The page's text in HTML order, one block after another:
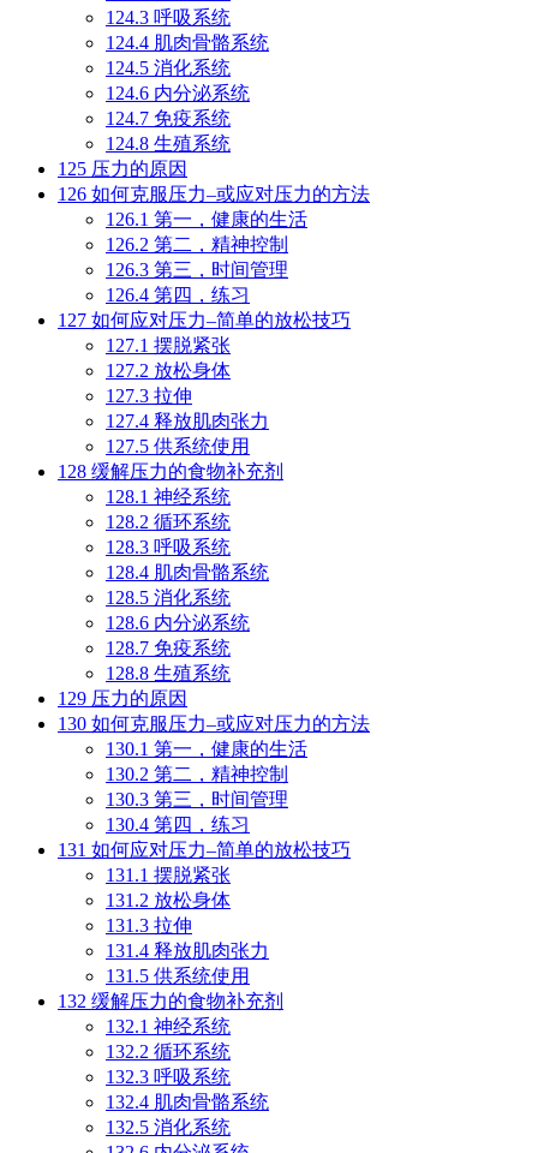
124.3 呼吸系统
124.4 肌肉骨骼系统
124.5 消化系统
124.6 内分泌系统
124.7 免疫系统
124.8 生殖系统
125 压力的原因
126 如何克服压力–或应对压力的方法
126.1 第一，健康的生活
126.2 第二，精神控制
126.3 第三，时间管理
126.4 第四，练习
127 如何应对压力–简单的放松技巧
127.1 摆脱紧张
127.2 放松身体
127.3 拉伸
127.4 释放肌肉张力
127.5 供系统使用
128 缓解压力的食物补充剂
128.1 神经系统
128.2 循环系统
128.3 呼吸系统
128.4 肌肉骨骼系统
128.5 消化系统
128.6 内分泌系统
128.7 免疫系统
128.8 生殖系统
129 压力的原因
130 如何克服压力–或应对压力的方法
130.1 第一，健康的生活
130.2 第二，精神控制
130.3 第三，时间管理
130.4 第四，练习
131 如何应对压力–简单的放松技巧
131.1 摆脱紧张
131.2 放松身体
131.3 拉伸
131.4 释放肌肉张力
131.5 供系统使用
132 缓解压力的食物补充剂
132.1 神经系统
132.2 循环系统
132.3 呼吸系统
132.4 肌肉骨骼系统
132.5 消化系统